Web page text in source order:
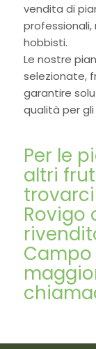
vendita di
hobbisti.
Le nostre
selezionate,
garantire
qualità per
Per le
altri
Rovigo
Campo